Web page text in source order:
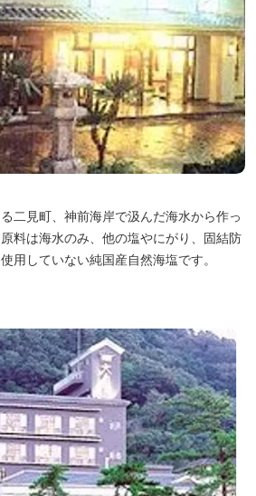
二見町、神前海岸で汲んだ海水から作っ
料は海水のみ、他の塩やにがり、固結防
用していない純国産自然海塩です。